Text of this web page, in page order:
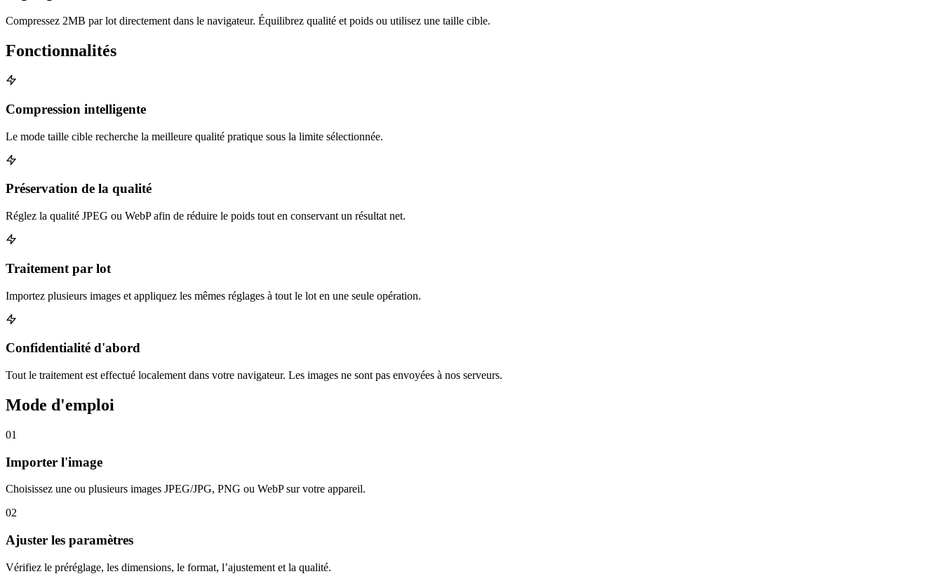
Compressez 2MB par lot directement dans le navigateur. Équilibrez qualité et poids ou utilisez une taille cible.
Fonctionnalités
Compression intelligente
Le mode taille cible recherche la meilleure qualité pratique sous la limite sélectionnée.
Préservation de la qualité
Réglez la qualité JPEG ou WebP afin de réduire le poids tout en conservant un résultat net.
Traitement par lot
Importez plusieurs images et appliquez les mêmes réglages à tout le lot en une seule opération.
Confidentialité d'abord
Tout le traitement est effectué localement dans votre navigateur. Les images ne sont pas envoyées à nos serveurs.
Mode d'emploi
01
Importer l'image
Choisissez une ou plusieurs images JPEG/JPG, PNG ou WebP sur votre appareil.
02
Ajuster les paramètres
Vérifiez le préréglage, les dimensions, le format, l’ajustement et la qualité.